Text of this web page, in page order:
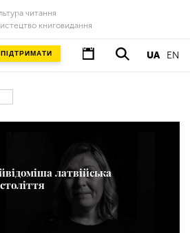
читання
книговидання
UA EN
ПІДТРИМАТИ
латвійська